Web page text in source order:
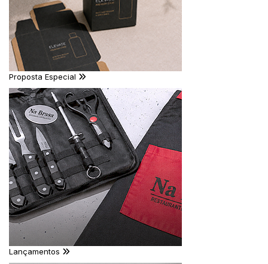
Proposta Especial
Lançamentos